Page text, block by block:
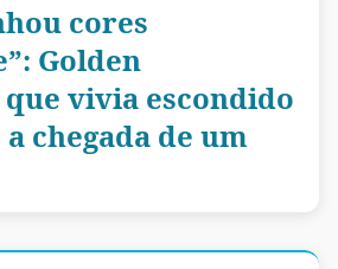
cores
Golden
vivia escondido
chegada de um